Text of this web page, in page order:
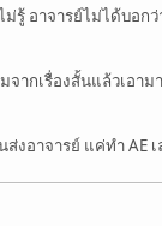
รู้ อาจารย์ไม่ได้บอก
จากเรื่องสั้นแล้วเอาม
งอาจารย์ แค่ทำ AE